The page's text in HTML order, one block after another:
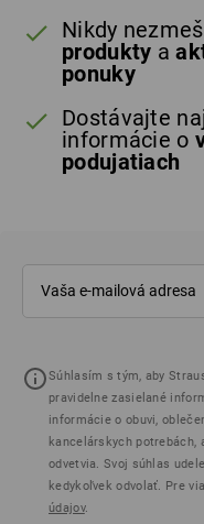
Nikdy
produkty a
ponuky
Dostávajte
informácie o
podujatiach
Súhlasím s tým, aby
pravidelne zasielané
informácie o obuvi,
kancelárskych
odvetvia. Svoj súhlas
kedykoľvek odvolať. Pre
údajov.